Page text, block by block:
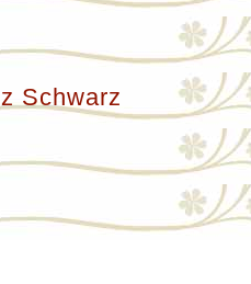
Schwarz